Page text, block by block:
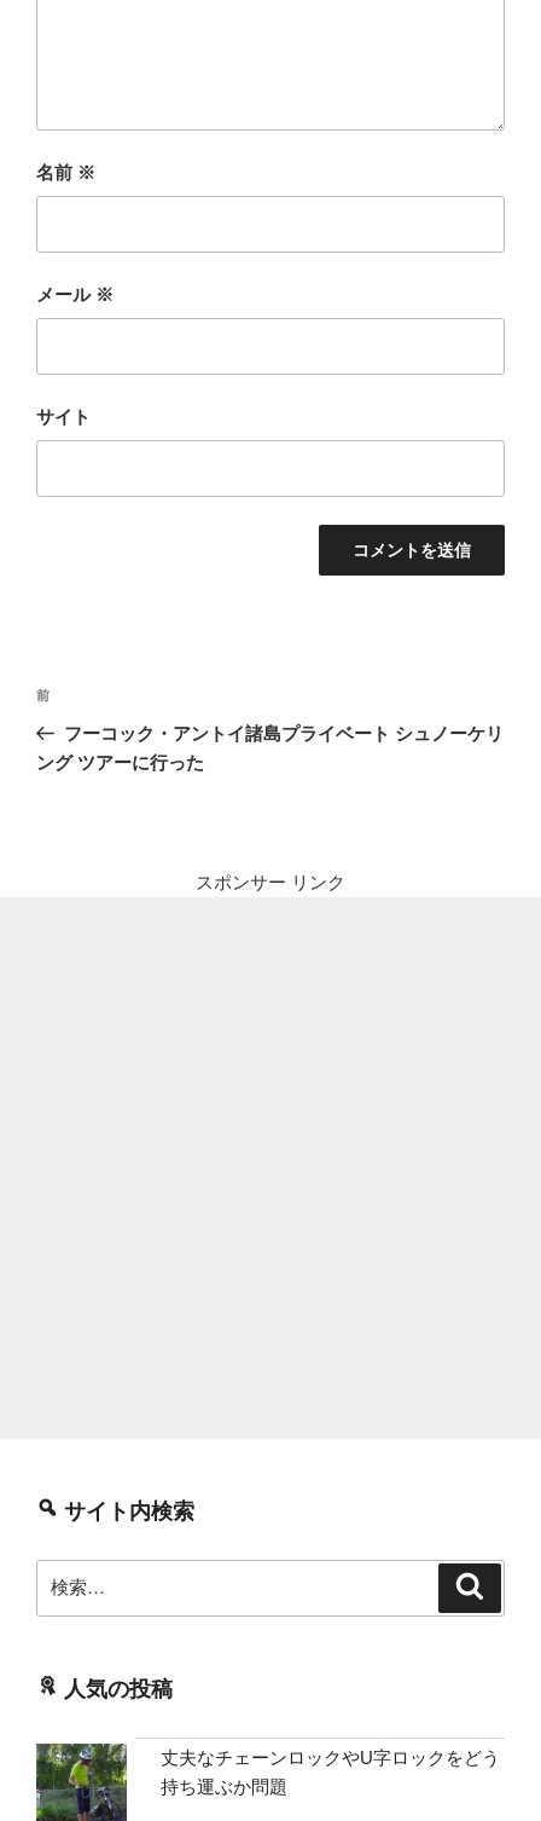
名前 ※
メール ※
サイト
投
ナ
前
の
投
前
フーコック・アントイ諸島プライベート シュノーケリ
ング ツアーに行った
スポンサー リンク
サイト内検索
索:
人気の投稿
丈夫なチェーンロックやU字ロックをどう
持ち運ぶか問題